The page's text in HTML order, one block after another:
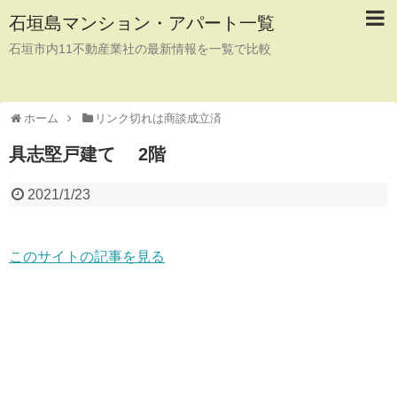
石垣島マンション・アパート一覧
石垣市内11不動産業社の最新情報を一覧で比較
ホーム リンク切れは商談成立済
具志堅戸建て 2階
2021/1/23
このサイトの記事を見る